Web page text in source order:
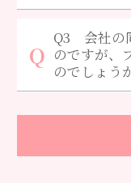
Q3 会社の
のですが、
のでしょう